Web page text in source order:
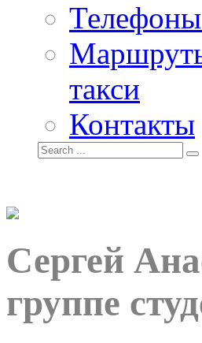
такси
Контакты
Сергей
группе